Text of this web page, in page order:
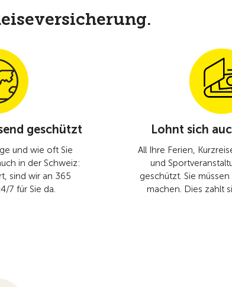
geschützt
und wie oft Sie
in der Schweiz:
sind wir an 365
7 für Sie da.
Lohnt sich
All Ihre Ferien,
und
geschützt. Sie
machen. Dies zahlt